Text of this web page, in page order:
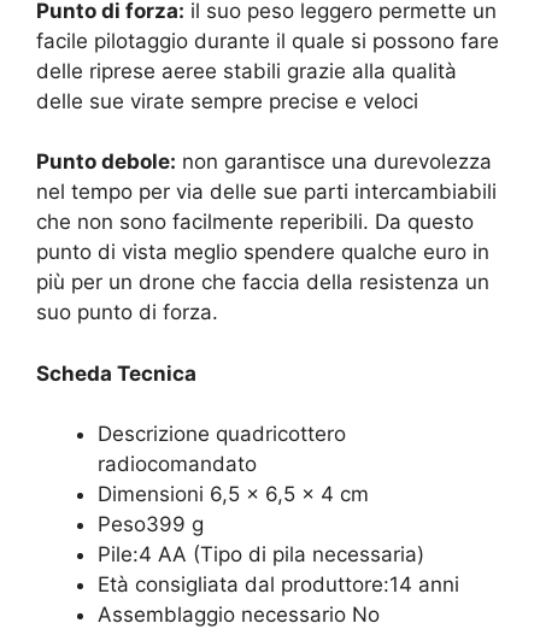
Punto di forza: il suo peso leggero permette un
facile pilotaggio durante il quale si possono fare
delle riprese aeree stabili grazie alla qualità
delle sue virate sempre precise e veloci
Punto debole: non garantisce una durevolezza
nel tempo per via delle sue parti intercambiabili
che non sono facilmente reperibili. Da questo
punto di vista meglio spendere qualche euro in
più per un drone che faccia della resistenza un
suo punto di forza.
Scheda Tecnica
Descrizione quadricottero
radiocomandato
Dimensioni 6,5 x 6,5 x 4 cm
Peso399 g
Pile:4 AA (Tipo di pila necessaria)
Età consigliata dal produttore:14 anni
Assemblaggio necessario No